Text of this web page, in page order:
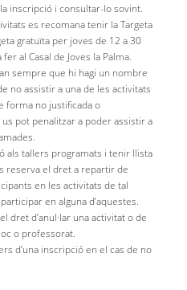
inscripció i consultar-lo sovint.
es recomana tenir la Targeta
gratuïta per joves de 12 a 30
al Casal de Joves la Palma.
sempre que hi hagi un nombre
no assistir a una de les activitats
forma no justificada o
pot penalitzar a poder assistir a
als tallers programats i tenir llista
reserva el dret a repartir de
en les activitats de tal
en alguna d’aquestes.
dret d’anul·lar una activitat o de
o professorat.
d’una inscripció en el cas de no